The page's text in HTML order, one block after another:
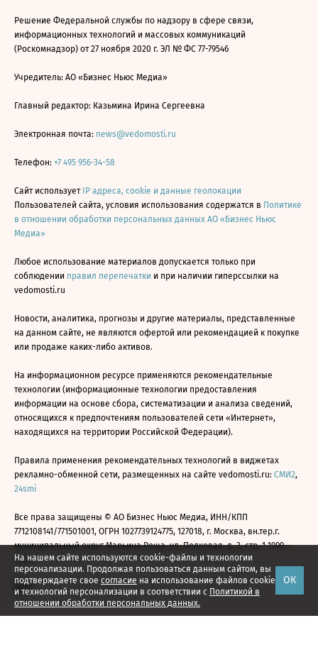
На нашем сайте используются cookie-файлы и технологии
персонализации. Продолжая пользоваться данным сайтом, вы
подтверждаете свое согласие на использование файлов cookie
и технологий персонализации в соответствии с Политикой в
отношении обработки персональных данных.
ОК
Решение Федеральной службы по надзору в сфере связи,
информационных технологий и массовых коммуникаций
(Роскомнадзор) от 27 ноября 2020 г. ЭЛ № ФС 77-79546
Учредитель: АО «Бизнес Ньюс Медиа»
Главный редактор: Казьмина Ирина Сергеевна
Электронная почта: news@vedomosti.ru
Телефон: +7 495 956-34-58
Сайт использует IP адреса, cookie и данные геолокации
Пользователей сайта, условия использования содержатся в Политике
в отношении обработки персональных данных АО «Бизнес Ньюс
Медиа»
Любое использование материалов допускается только при
соблюдении правил перепечатки и при наличии гиперссылки на
vedomosti.ru
Новости, аналитика, прогнозы и другие материалы, представленные
на данном сайте, не являются офертой или рекомендацией к покупке
или продаже каких-либо активов.
На информационном ресурсе применяются рекомендательные
технологии (информационные технологии предоставления
информации на основе сбора, систематизации и анализа сведений,
относящихся к предпочтениям пользователей сети «Интернет»,
находящихся на территории Российской Федерации).
Правила применения рекомендательных технологий в виджетах
рекламно-обменной сети, размещенных на сайте vedomosti.ru: СМИ2,
24smi
Все права защищены © АО Бизнес Ньюс Медиа, ИНН/КПП
7712108141/771501001, ОГРН 1027739124775, 127018, г. Москва, вн.тер.г.
муниципальный округ Марьина Роща, ул. Полковая, д. 3, стр. 1 1999—
2026